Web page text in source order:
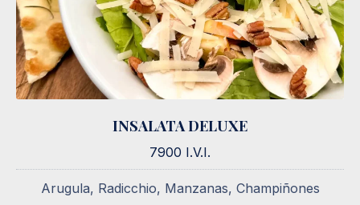
INSALATA DELUXE
7900 I.V.I.
Arugula, Radicchio, Manzanas, Champiñones